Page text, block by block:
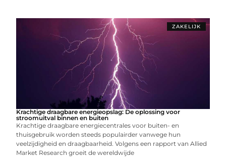
ZAKELIJK
Krachtige draagbare energieopslag: De oplossing voor
stroomuitval binnen en buiten
Krachtige draagbare energiecentrales voor buiten- en
thuisgebruik worden steeds populairder vanwege hun
veelzijdigheid en draagbaarheid. Volgens een rapport van Allied
Market Research groeit de wereldwijde